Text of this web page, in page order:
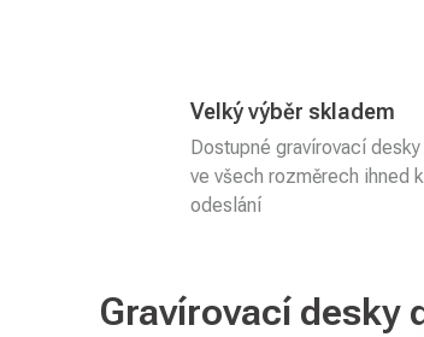
Velký výběr skladem
Dostupné gravírovací desky
ve všech rozměrech ihned k
odeslání
Gravírovací desky